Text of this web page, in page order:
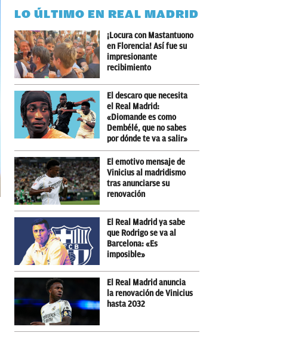
LO ÚLTIMO EN REAL MADRID
¡Locura con Mastantuono
en Florencia! Así fue su
impresionante
recibimiento
El descaro que necesita
el Real Madrid:
«Diomande es como
Dembélé, que no sabes
por dónde te va a salir»
El emotivo mensaje de
Vinicius al madridismo
tras anunciarse su
renovación
El Real Madrid ya sabe
que Rodrigo se va al
Barcelona: «Es
imposible»
El Real Madrid anuncia
la renovación de Vinicius
hasta 2032